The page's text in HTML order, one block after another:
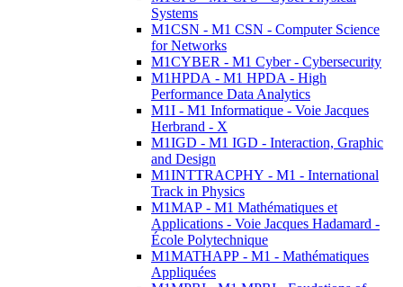
Systems
M1CSN - M1 CSN - Computer Science
for Networks
M1CYBER - M1 Cyber - Cybersecurity
M1HPDA - M1 HPDA - High
Performance Data Analytics
M1I - M1 Informatique - Voie Jacques
Herbrand - X
M1IGD - M1 IGD - Interaction, Graphic
and Design
M1INTTRACPHY - M1 - International
Track in Physics
M1MAP - M1 Mathématiques et
Applications - Voie Jacques Hadamard -
École Polytechnique
M1MATHAPP - M1 - Mathématiques
Appliquées